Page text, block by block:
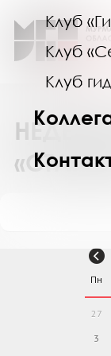
Клуб
Клуб
Клуб
НЕДЕЛЯ
Пн
27
3